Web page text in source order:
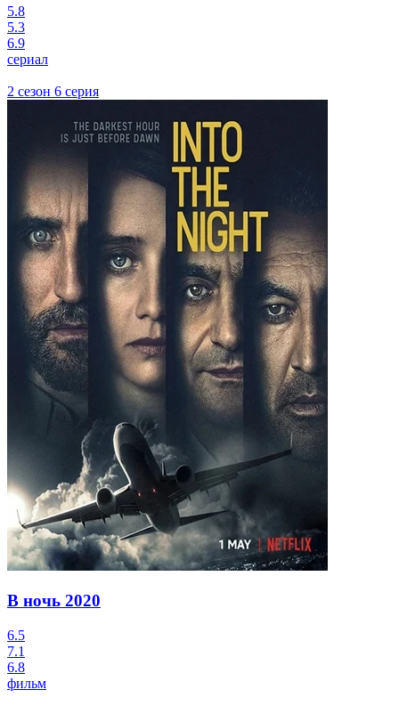
5.8
5.3
6.9
сериал
2 сезон 6 серия
В ночь 2020
6.5
7.1
6.8
фильм